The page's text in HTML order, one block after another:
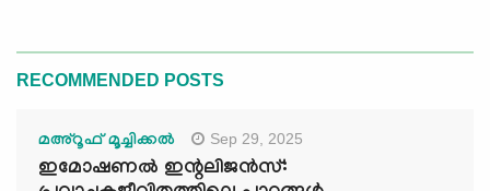
RECOMMENDED POSTS
മഅ്റൂഫ് മൂച്ചിക്കല്‍ Sep 29, 2025
ഇമോഷണൽ ഇന്റലിജൻസ്: